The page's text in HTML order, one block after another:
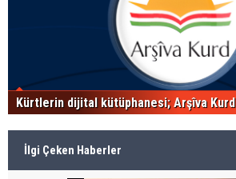
Kürtlerin dijital kütüphanesi; Arşîva Kurd
İlgi Çeken Haberler